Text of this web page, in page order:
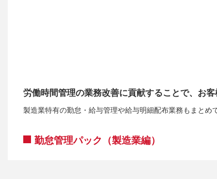
労働時間管理の業務改善に貢献することで、お
製造業特有の勤怠・給与管理や給与明細配布業務もまとめ
勤怠管理パック（製造業編）